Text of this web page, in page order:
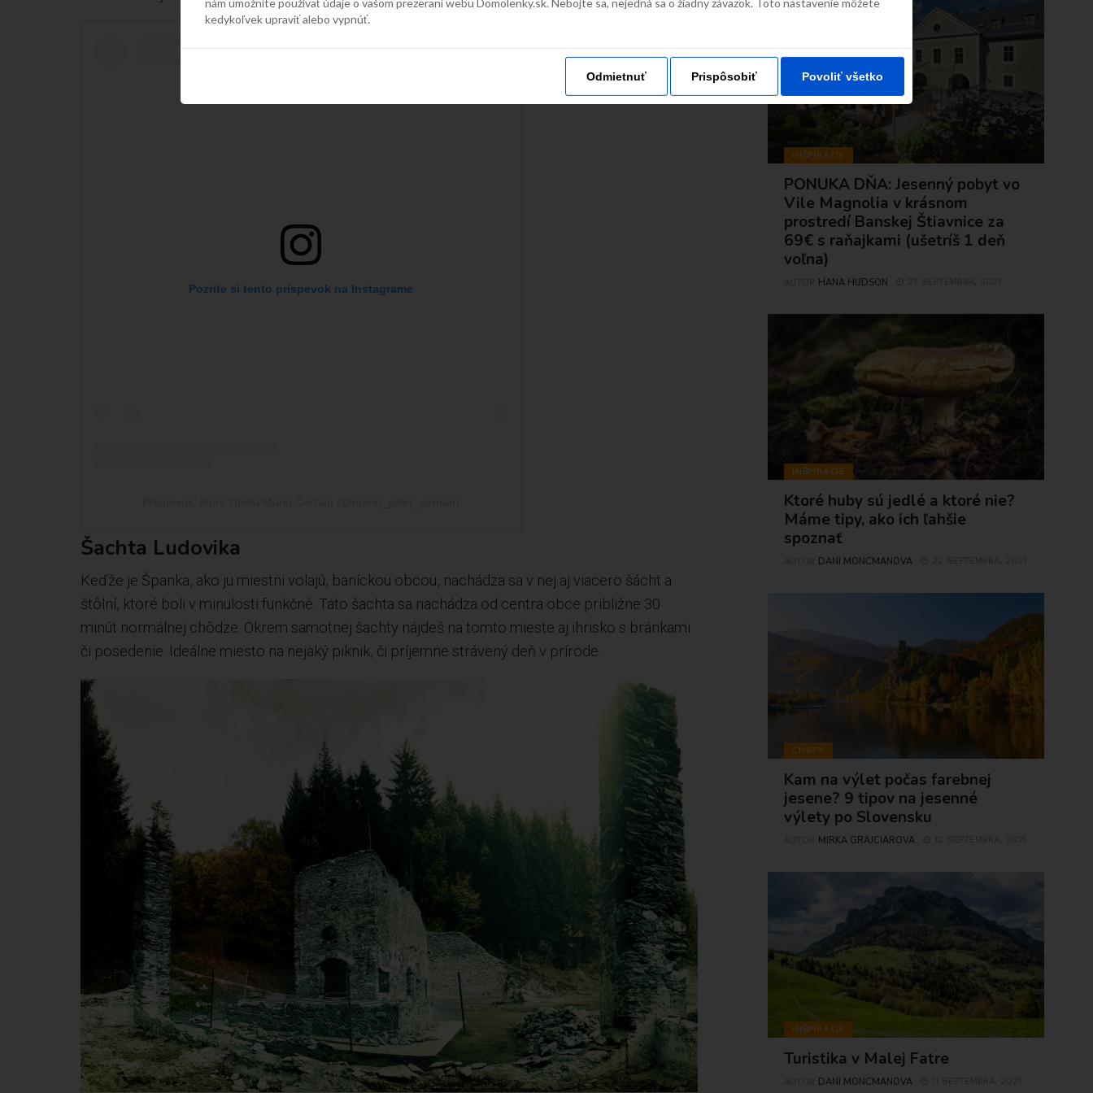
Pozrite si tento príspevok na Instagrame
Šachta Ludovika
Keďže je Španka, ako ju miestni volajú, baníckou obcou, nachádza sa v nej aj viacero šácht a
štôlní, ktoré boli v minulosti funkčné. Táto šachta sa nachádza od centra obce približne 30
minút normálnej chôdze. Okrem samotnej šachty nájdeš na tomto mieste aj ihrisko s bránkami
či posedenie. Ideálne miesto na nejaký piknik, či príjemne strávený deň v prírode.
INŠPIRÁCIE
PONUKA DŇA: Jesenný pobyt vo
Vile Magnolia v krásnom
prostredí Banskej Štiavnice za
69€ s raňajkami (ušetríš 1 deň
voľna)
HANA HUDSON
INŠPIRÁCIE
Ktoré huby sú jedlé a ktoré nie?
Máme tipy, ako ich ľahšie
spoznať
DANI MONCMANOVA
CHATY
Kam na výlet počas farebnej
jesene? 9 tipov na jesenné
výlety po Slovensku
MIRKA GRAJCIAROVA
INŠPIRÁCIE
Turistika v Malej Fatre
DANI MONCMANOVA
nám umožníte používať údaje o vašom prezeraní webu Domolenky.sk. Nebojte sa, nejedná sa o žiadny záväzok. Toto nastavenie môžete
kedykoľvek upraviť alebo vypnúť.
Odmietnuť Prispôsobiť Povoliť všetko